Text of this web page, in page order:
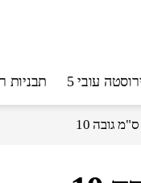
עובי 5 תבניות